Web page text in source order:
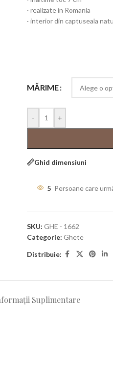
· realizate in Romania
· interior din captuseala
MĂRIME
- +
Ghid dimensiuni
5 Persoane care
SKU: GHE - 1662
Categorie: Ghete
Distribuie:
Suplimentare